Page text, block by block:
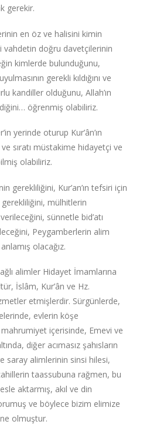
gerekir.
en öz ve halisini kimin
vahdetin doğru davetçilerinin
kimlerde bulunduğunu,
gerekli kıldığını ve
kandiller olduğunu, Allah’ın
öğrenmiş olabiliriz.
yerinde oturup Kur’ân’ın
sıratı müstakime hidayetçi ve
olabiliriz.
gerekliliğini, Kur’an’ın tefsiri için
gerekliliğini, mülhitlerin
sünnetle bid’atı
Peygamberlerin alim
olacağız.
alimler Hidayet İmamlarına
İslâm, Kur’ân ve Hz.
etmişlerdir. Sürgünlerde,
evlerin köşe
içerisinde, Emevi ve
diğer acımasız şahısların
saray alimlerinin sinsi hilesi,
taassubuna rağmen, bu
aktarmış, akıl ve din
ve böylece bizim elimize
olmuştur.